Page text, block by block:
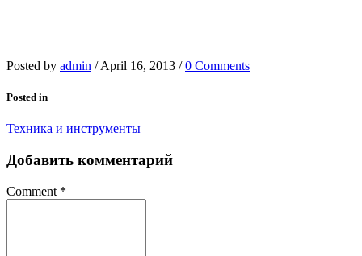
Posted by admin / April 16, 2013 / 0 Comments
Posted in
Техника и инструменты
Добавить комментарий
Comment *